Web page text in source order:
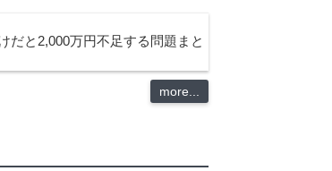
だと2,000万円不足する問題まと
more...